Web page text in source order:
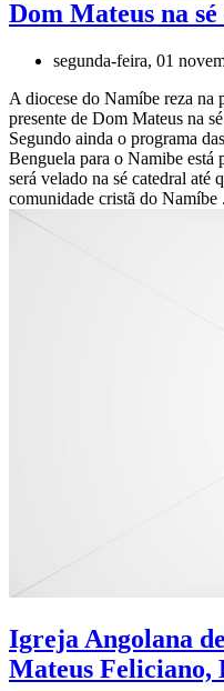
Dom Mateus na
segunda-feira, 01
A diocese do Namíbe reza na
presente de Dom Mateus na
Segundo ainda o programa
Benguela para o Namibe está
será velado na sé catedral até
comunidade cristã do Namíbe
Igreja Angolana
Mateus Feliciano,